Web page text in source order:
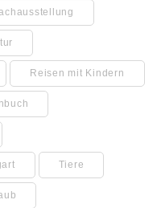
Reisen mit Kindern
Tiere